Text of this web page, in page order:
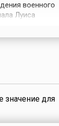
военного
Луиса
значение для